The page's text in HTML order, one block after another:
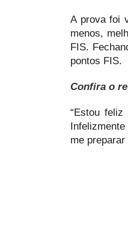
A prova foi
menos,
FIS.
pontos FIS.
Confira o
“Estou
me